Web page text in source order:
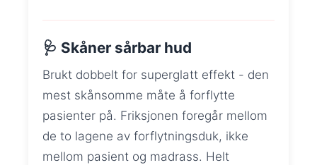
🩺 Skåner sårbar hud
Brukt dobbelt for superglatt effekt - den
mest skånsomme måte å forflytte
pasienter på. Friksjonen foregår mellom
de to lagene av forflytningsduk, ikke
mellom pasient og madrass. Helt